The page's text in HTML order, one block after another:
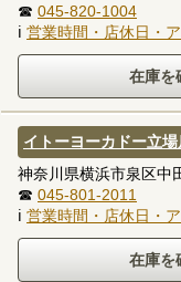
☎ 045-820-1004
ℹ 営業時間・店休日・
イトーヨーカドー立場
神奈川県横浜市泉区中
☎ 045-801-2011
ℹ 営業時間・店休日・